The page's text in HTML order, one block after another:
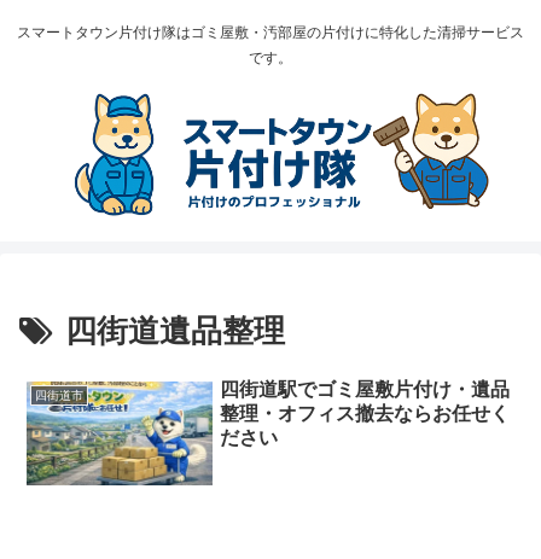
スマートタウン片付け隊はゴミ屋敷・汚部屋の片付けに特化した清掃サービス
です。
四街道遺品整理
四街道市
四街道駅でゴミ屋敷片付け・遺品
整理・オフィス撤去ならお任せく
ださい